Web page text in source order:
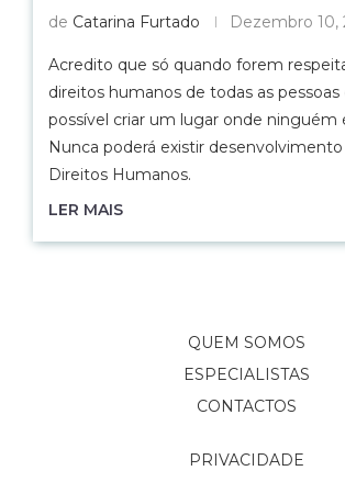
de Catarina Furtado Dezembro 10,
Acredito que só quando forem
direitos humanos de todas as pessoas
possível criar um lugar onde ninguém
Nunca poderá existir
Direitos Humanos.
LER MAIS
QUEM SOMOS
ESPECIALISTAS
CONTACTOS
PRIVACIDADE